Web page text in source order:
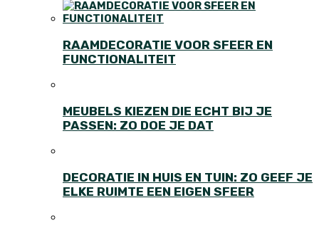
RAAMDECORATIE VOOR SFEER EN
FUNCTIONALITEIT
MEUBELS KIEZEN DIE ECHT BIJ JE
PASSEN: ZO DOE JE DAT
DECORATIE IN HUIS EN TUIN: ZO GEEF JE
ELKE RUIMTE EEN EIGEN SFEER